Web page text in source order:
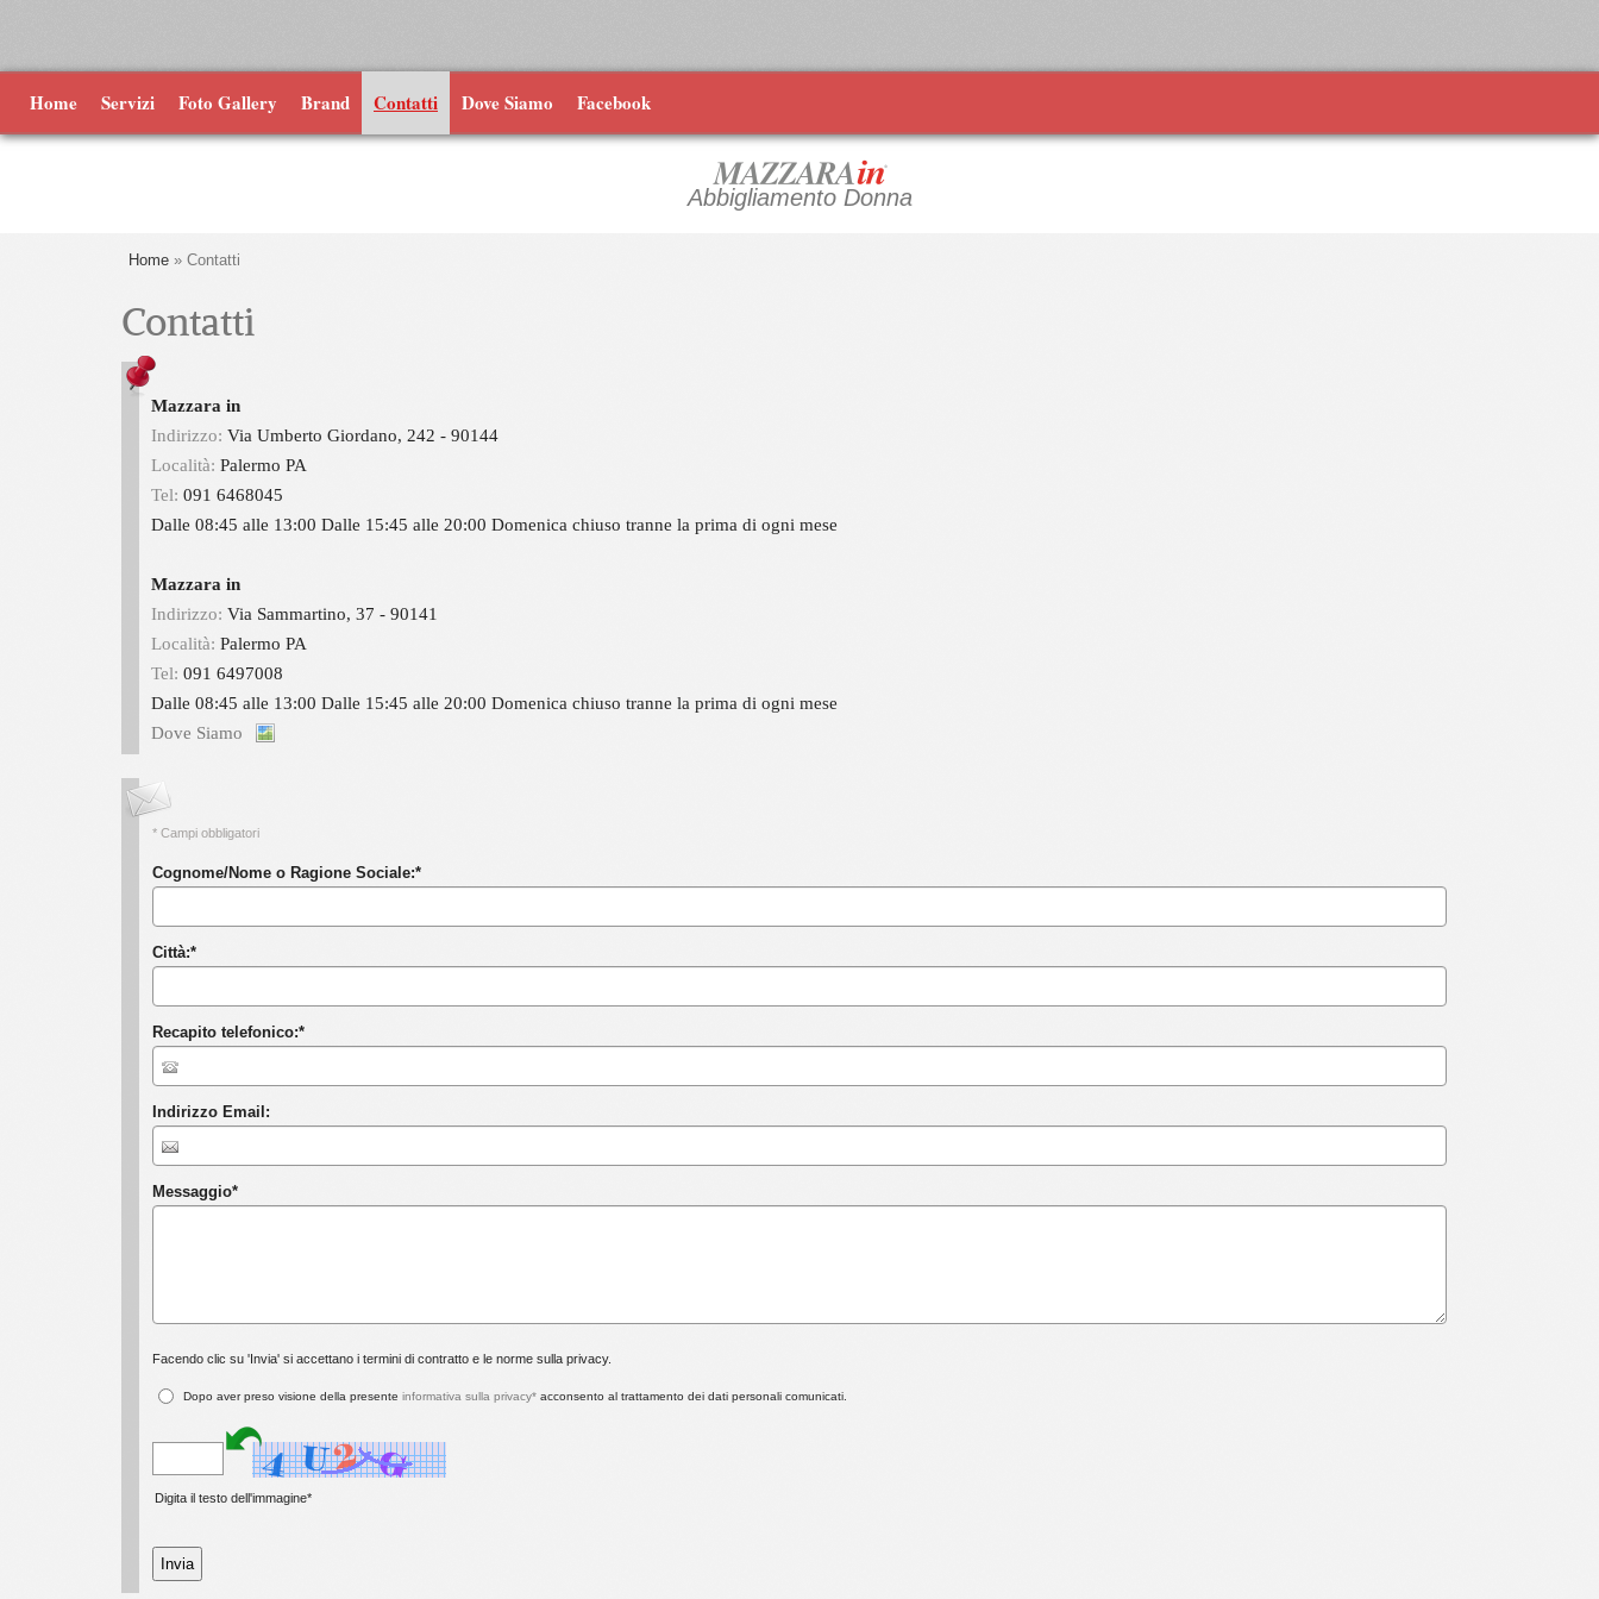
Home Servizi Foto Gallery Brand Contatti Dove Siamo Facebook
Abbigliamento Donna
Home » Contatti
Contatti
Mazzara in
Indirizzo: Via Umberto Giordano, 242 - 90144
Località: Palermo PA
Tel: 091 6468045
Dalle 08:45 alle 13:00 Dalle 15:45 alle 20:00 Domenica chiuso tranne la prima di ogni mese
Mazzara in
Indirizzo: Via Sammartino, 37 - 90141
Località: Palermo PA
Tel: 091 6497008
Dalle 08:45 alle 13:00 Dalle 15:45 alle 20:00 Domenica chiuso tranne la prima di ogni mese
Dove Siamo
* Campi obbligatori
Cognome/Nome o Ragione Sociale:*
Città:*
Recapito telefonico:*
Indirizzo Email:
Messaggio*
Facendo clic su 'Invia' si accettano i termini di contratto e le norme sulla privacy.
Dopo aver preso visione della presente informativa sulla privacy* acconsento al trattamento dei dati personali comunicati.
Digita il testo dell'immagine*